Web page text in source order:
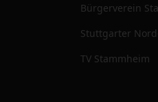
Bürgerverein
Stuttgarter
TV Stammheim